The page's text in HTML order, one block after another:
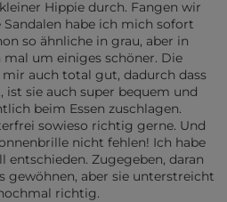
Hippie durch. Fangen wir
habe ich mich sofort
so ähnliche in grau, aber in
um einiges schöner. Die
auch total gut, dadurch dass
sie auch super bequem und
beim Essen zuschlagen.
sowieso richtig gerne. Und
nicht fehlen! Ich habe
entschieden. Zugegeben, daran
gewöhnen, aber sie unterstreicht
richtig.